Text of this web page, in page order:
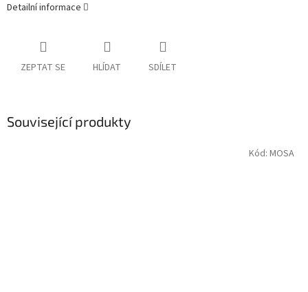
Detailní informace
ZEPTAT SE HLÍDAT SDÍLET
Související produkty
Kód: MOSA